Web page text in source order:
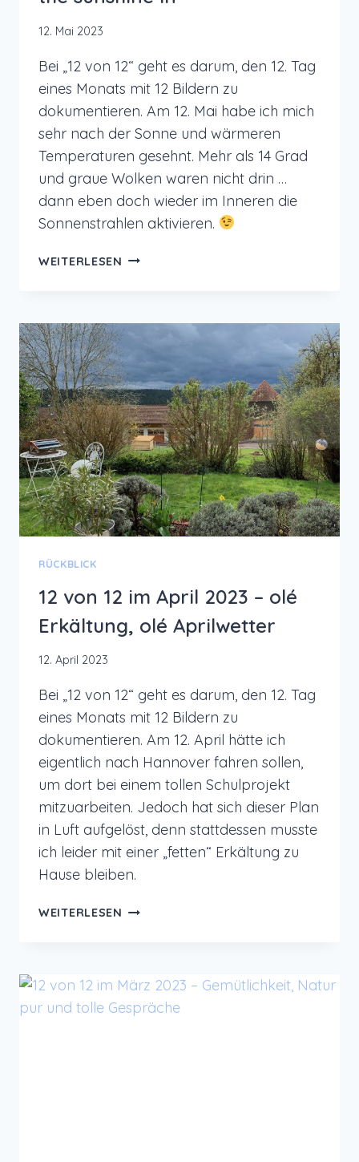
12. Mai 2023
Bei „12 von 12“ geht es darum, den 12. Tag
eines Monats mit 12 Bildern zu
dokumentieren. Am 12. Mai habe ich mich
sehr nach der Sonne und wärmeren
Temperaturen gesehnt. Mehr als 14 Grad
und graue Wolken waren nicht drin …
dann eben doch wieder im Inneren die
Sonnenstrahlen aktivieren.
WEITERLESEN 12
MAI
2023
–
LET
THE
SUNSHINE
IN
RÜCKBLICK
12 von 12 im April 2023 – olé
Erkältung, olé Aprilwetter
12. April 2023
Bei „12 von 12“ geht es darum, den 12. Tag
eines Monats mit 12 Bildern zu
dokumentieren. Am 12. April hätte ich
eigentlich nach Hannover fahren sollen,
um dort bei einem tollen Schulprojekt
mitzuarbeiten. Jedoch hat sich dieser Plan
in Luft aufgelöst, denn stattdessen musste
ich leider mit einer „fetten“ Erkältung zu
Hause bleiben.
WEITERLESEN 12
APRIL
2023